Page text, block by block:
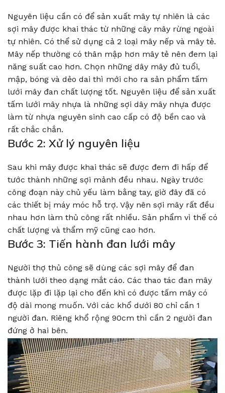
Nguyên liệu cần có để sản xuất mây tự nhiên là các
sợi mây được khai thác từ những cây mây rừng ngoài
tự nhiên. Có thể sử dụng cả 2 loại mây nếp và mây tẻ.
Mây nếp thường có thân mập hơn mây tẻ nên đem lại
năng suất cao hơn. Chọn những dây mây đủ tuổi,
mập, bóng và dẻo dai thì mới cho ra sản phẩm tấm
lưới mây đan chất lượng tốt. Nguyên liệu để sản xuất
tấm lưới mây nhựa là những sợi dây mây nhựa được
làm từ nhựa nguyên sinh cao cấp có độ bền cao và
rất chắc chắn.
Bước 2: Xử lý nguyên liệu
Sau khi mây được khai thác sẽ được đem đi hấp để
tước thành những sợi mảnh đều nhau. Ngày trước
công đoạn này chủ yếu làm bằng tay, giờ đây đã có
các thiết bị máy móc hỗ trợ. Vậy nên sợi mây rất đều
nhau hơn làm thủ công rất nhiều. Sản phẩm vì thế có
chất lượng và thẩm mỹ cũng cao hơn.
Bước 3: Tiến hành đan lưới mây
Người thợ thủ công sẽ dùng các sợi mây để đan
thành lưới theo dạng mắt cáo. Các thao tác đan mây
được lặp đi lặp lại cho đến khi có được tấm mây có
độ dài mong muốn. Với các khổ dưới 80 chỉ cần 1
người đan. Riêng khổ rộng 90cm thì cần 2 người đan
đứng ở hai bên.